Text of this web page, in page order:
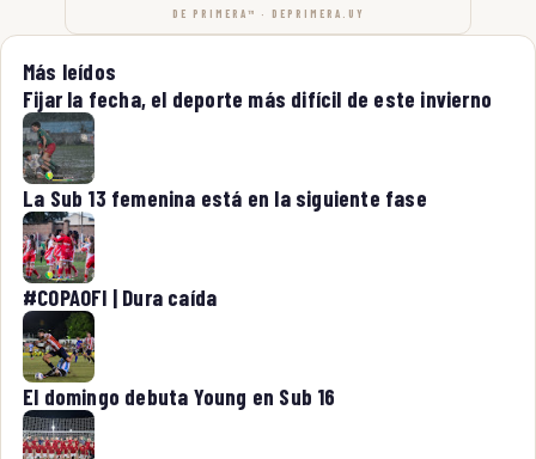
DE PRIMERA™ · DEPRIMERA.UY
Más leídos
Fijar la fecha, el deporte más difícil de este invierno
La Sub 13 femenina está en la siguiente fase
#COPAOFI | Dura caída
El domingo debuta Young en Sub 16